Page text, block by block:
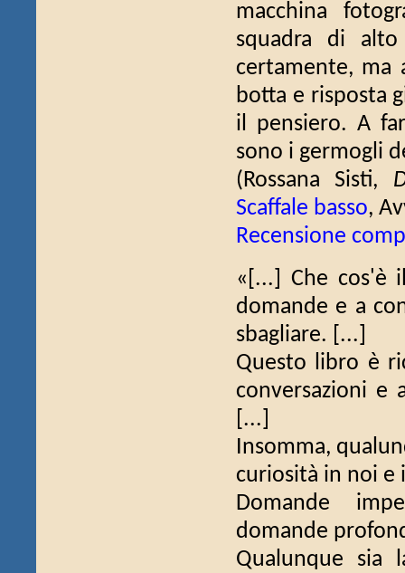
macchina
squadra di
certamente, ma
botta e risposta
il pensiero. A
sono i germogli
(Rossana Sisti,
Scaffale basso,
Recensione
«[...] Che cos'è
domande e a
sbagliare. [...]
Questo libro è
conversazioni e
[...]
Insomma,
curiosità in noi e
Domande
domande
Qualunque sia